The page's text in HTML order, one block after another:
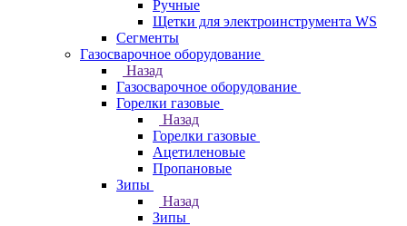
Ручные
Щетки для электроинструмента WS
Сегменты
Газосварочное оборудование
Назад
Газосварочное оборудование
Горелки газовые
Назад
Горелки газовые
Ацетиленовые
Пропановые
Зипы
Назад
Зипы